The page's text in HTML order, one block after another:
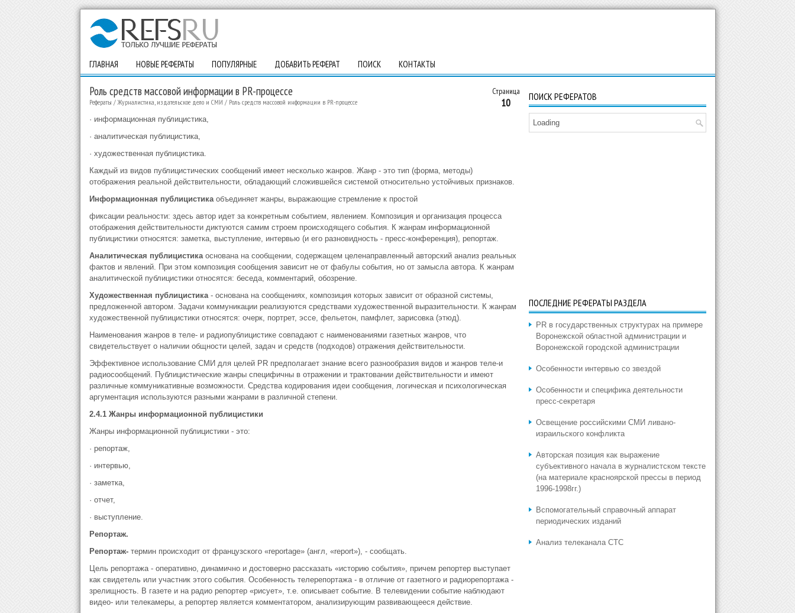
ГЛАВНАЯ НОВЫЕ РЕФЕРАТЫ ПОПУЛЯРНЫЕ ДОБАВИТЬ РЕФЕРАТ ПОИСК КОНТАКТЫ
Страница
10
Роль средств массовой информации в PR-процессе
Рефераты / Журналистика, издательское дело и СМИ / Роль средств массовой информации в PR-процессе
· информационная публицистика,
· аналитическая публицистика,
· художественная публицистика.
Каждый из видов публицистических сообщений имеет несколько жанров. Жанр - это тип (форма, методы)
отображения реальной действительности, обладающий сложившейся системой относительно устойчивых признаков.
Информационная публицистика объединяет жанры, выражающие стремление к простой
фиксации реальности: здесь автор идет за конкретным событием, явлением. Композиция и организация процесса
отображения действительности диктуются самим строем происходящего события. К жанрам информационной
публицистики относятся: заметка, выступление, интервью (и его разновидность - пресс-конференция), репортаж.
Аналитическая публицистика основана на сообщении, содержащем целенаправленный авторский анализ реальных
фактов и явлений. При этом композиция сообщения зависит не от фабулы события, но от замысла автора. К жанрам
аналитической публицистики относятся: беседа, комментарий, обозрение.
Художественная публицистика - основана на сообщениях, композиция которых зависит от образной системы,
предложенной автором. Задачи коммуникации реализуются средствами художественной выразительности. К жанрам
художественной публицистики относятся: очерк, портрет, эссе, фельетон, памфлет, зарисовка (этюд).
Наименования жанров в теле- и радиопублицистике совпадают с наименованиями газетных жанров, что
свидетельствует о наличии общности целей, задач и средств (подходов) отражения действительности.
Эффективное использование СМИ для целей PR предполагает знание всего разнообразия видов и жанров теле-и
радиосообщений. Публицистические жанры специфичны в отражении и трактовании действительности и имеют
различные коммуникативные возможности. Средства кодирования идеи сообщения, логическая и психологическая
аргументация используются разными жанрами в различной степени.
2.4.1 Жанры информационной публицистики
Жанры информационной публицистики - это:
· репортаж,
· интервью,
· заметка,
· отчет,
· выступление.
Репортаж.
Репортаж-термин происходит от французского «reportage» (англ, «report»), - сообщать.
Цель репортажа - оперативно, динамично и достоверно рассказать «историю события», причем репортер выступает
как свидетель или участник этого события. Особенность телерепортажа - в отличие от газетного и радиорепортажа -
зрелищность. В газете и на радио репортер «рисует», т.е. описывает событие. В телевидении событие наблюдают
видео- или телекамеры, а репортер является комментатором, анализирующим развивающееся действие.
ПОИСК РЕФЕРАТОВ
Loading
ПОСЛЕДНИЕ РЕФЕРАТЫ РАЗДЕЛА
PR в государственных структурах на примере
Воронежской областной администрации и
Воронежской городской администрации
Особенности интервью со звездой
Особенности и специфика деятельности
пресс-секретаря
Освещение российскими СМИ ливано-
израильского конфликта
Авторская позиция как выражение
субъективного начала в журналистском тексте
(на материале красноярской прессы в период
1996-1998гг.)
Вспомогательный справочный аппарат
периодических изданий
Анализ телеканала СТС